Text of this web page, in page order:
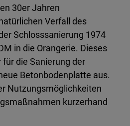
30er Jahren
Verfall des
Schlosssanierung 1974
in die Orangerie. Dieses
für die Sanierung der
Betonbodenplatte aus.
Nutzungsmöglichkeiten
kurzerhand